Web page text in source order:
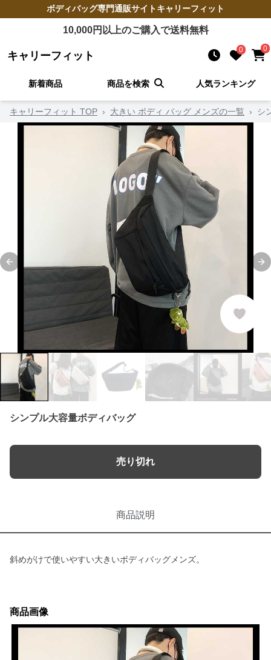
ボディバッグ専門通販サイトキャリーフィット
10,000円以上のご購入で送料無料
キャリーフィット 0 0
新着商品 商品を検索 人気ランキング
キャリーフィット TOP › 大きい ボディ バッグ メンズの一覧 › シ
Previous slide
シンプル大容量ボディバッグ
売り切れ
商品説明
斜めがけで使いやすい大きいボディバッグメンズ。
商品画像